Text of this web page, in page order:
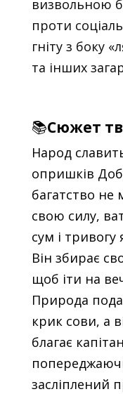
визвольною
проти
гніту з боку
та інших
📚Сюжет
Народ
опришків
багатство
свою силу,
сум і тривогу
Він збирає
щоб іти на
Природа
крик сови, а
благає
засліплений